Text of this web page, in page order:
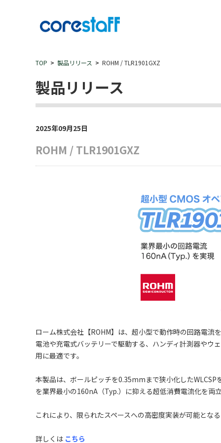
TOP 製品リリース ROHM / TLR1901GXZ
製品リリース
2025年09月25日
ROHM / TLR1901GXZ
ローム株式会社【ROHM】は、超小型で動作時の回路電流
電池や充電式バッテリーで駆動する、ハンディ計測器やウ
用に最適です。
本製品は、ボールピッチを0.35mmまで狭小化した
を業界最小の160nA（Typ.）に抑える超低消費電流化を
これにより、限られたスペースへの高密度実装が可能と
詳しくは こちら